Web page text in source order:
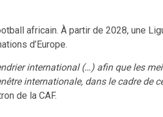
africain. À partir de 2028, une
d’Europe.
international (…) afin que les
internationale, dans le cadre de
de la CAF.